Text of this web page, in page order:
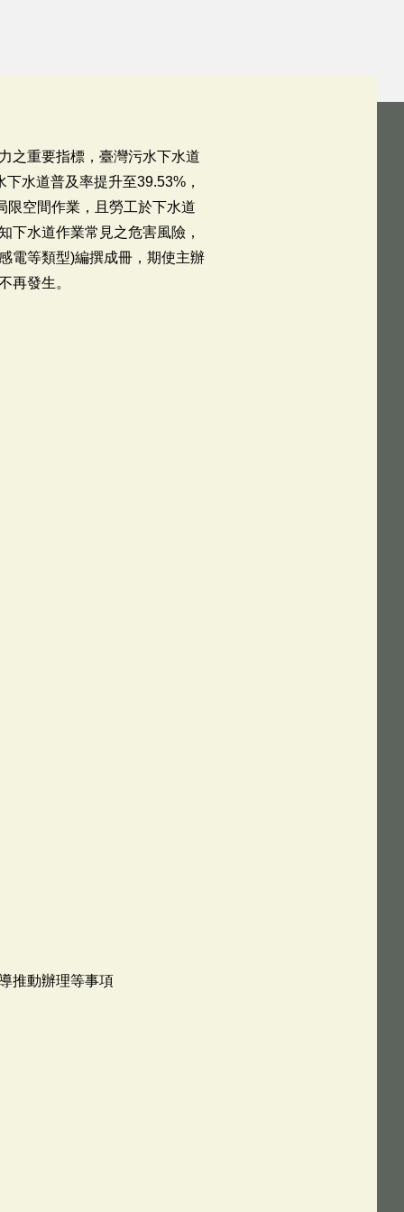
之重要指標，臺灣污水下水道
水道普及率提升至39.53%，
限空間作業，且勞工於下水道
下水道作業常見之危害風險，
電等類型)編撰成冊，期使主辦
再發生。
推動辦理等事項